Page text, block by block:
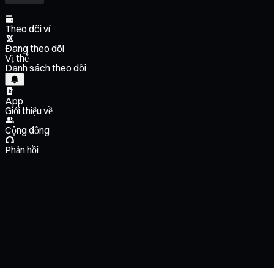
Theo dõi ví
Đang theo dõi
Vị thế
Danh sách theo dõi
App
Giới thiệu về
Cộng đồng
Phản hồi